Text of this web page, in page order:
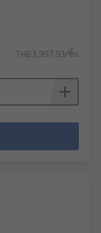
THB3,997.93/ชิ้น